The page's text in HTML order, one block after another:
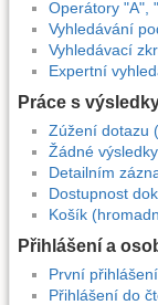
Operátory "A",
Vyhledávání
Vyhledávací
Expertní
Práce s
Zúžení dotazu
Žádné
Detailním
Dostupnost
Košík
Přihlášení a
První přihlášení
Přihlášení do